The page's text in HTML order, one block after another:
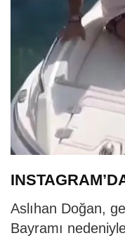
Aslıhan Doğan,
Bayramı